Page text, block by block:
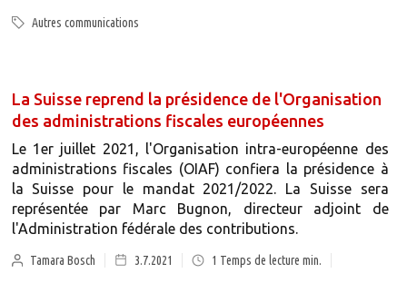
Autres communications
La Suisse reprend la présidence de l'Organisation
des administrations fiscales européennes
Le 1er juillet 2021, l'Organisation intra-européenne des
administrations fiscales (OIAF) confiera la présidence à
la Suisse pour le mandat 2021/2022. La Suisse sera
représentée par Marc Bugnon, directeur adjoint de
l'Administration fédérale des contributions.
Tamara Bosch 3.7.2021 1 Temps de lecture min.